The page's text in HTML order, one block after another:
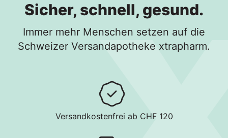
Sicher, schnell, gesund.
Immer mehr Menschen setzen auf die
Schweizer Versandapotheke xtrapharm.
Versandkostenfrei ab CHF 120